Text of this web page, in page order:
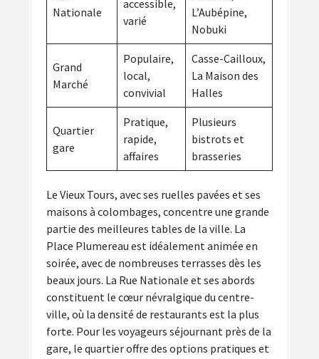
Nationale
accessible,
varié
L’Aubépine,
Nobuki
Grand
Marché
Populaire,
local,
convivial
Casse-Cailloux,
La Maison des
Halles
Quartier
gare
Pratique,
rapide,
affaires
Plusieurs
bistrots et
brasseries
Le Vieux Tours, avec ses ruelles pavées et ses
maisons à colombages, concentre une grande
partie des meilleures tables de la ville. La
Place Plumereau est idéalement animée en
soirée, avec de nombreuses terrasses dès les
beaux jours. La Rue Nationale et ses abords
constituent le cœur névralgique du centre-
ville, où la densité de restaurants est la plus
forte. Pour les voyageurs séjournant près de la
gare, le quartier offre des options pratiques et